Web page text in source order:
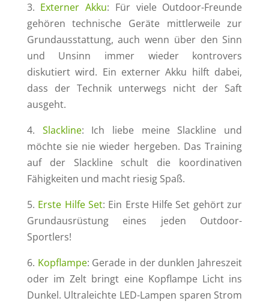
3. Externer Akku: Für viele Outdoor-Freunde
gehören technische Geräte mittlerweile zur
Grundausstattung, auch wenn über den Sinn
und Unsinn immer wieder kontrovers
diskutiert wird. Ein externer Akku hilft dabei,
dass der Technik unterwegs nicht der Saft
ausgeht.
4. Slackline: Ich liebe meine Slackline und
möchte sie nie wieder hergeben. Das Training
auf der Slackline schult die koordinativen
Fähigkeiten und macht riesig Spaß.
5. Erste Hilfe Set: Ein Erste Hilfe Set gehört zur
Grundausrüstung eines jeden Outdoor-
Sportlers!
6. Kopflampe: Gerade in der dunklen Jahreszeit
oder im Zelt bringt eine Kopflampe Licht ins
Dunkel. Ultraleichte LED-Lampen sparen Strom